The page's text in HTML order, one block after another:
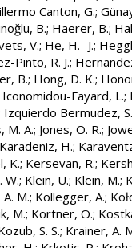
Canton, G.;
B.; Haerer, B.;
V.; He, H. -J.;
Pinto, R. J.;
B.; Hong, D. K.;
Iconomidou-Fayard, L.;
Izquierdo Bermudez, S.
M. A.; Jones, O. R.;
Karadeniz, H.;
K.; Kersevan, R.;
W.; Klein, U.; Klein, M.;
M.; Kollegger, A.;
M.; Kortner, O.;
S. S.; Krainer, A.